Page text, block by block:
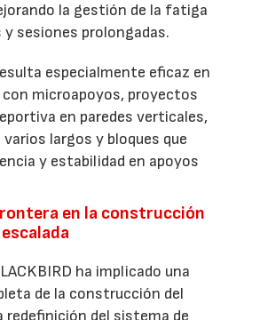
la gestión de la fatiga
y sesiones prolongadas.
especialmente eficaz en
microapoyos, proyectos
en paredes verticales,
varios largos y bloques que
y estabilidad en apoyos
en la construcción
ha implicado una
de la construcción del
redefinición del sistema de